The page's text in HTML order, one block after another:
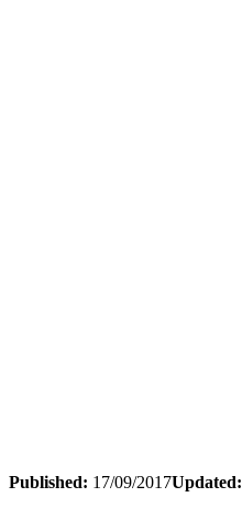
Published: 17/09/2017Updated: